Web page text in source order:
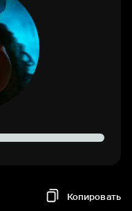
Копировать